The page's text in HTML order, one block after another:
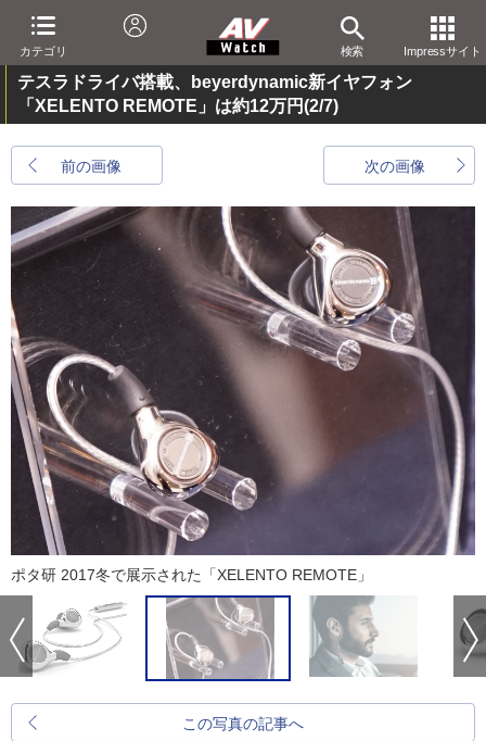
カテゴリ 検索 Impressサイト
テスラドライバ搭載、beyerdynamic新イヤフォン
「XELENTO REMOTE」は約12万円(2/7)
前の画像 次の画像
ポタ研 2017冬で展示された「XELENTO REMOTE」
この写真の記事へ